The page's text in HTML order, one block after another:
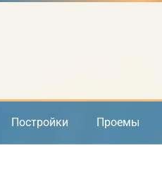
Постройки Проемы